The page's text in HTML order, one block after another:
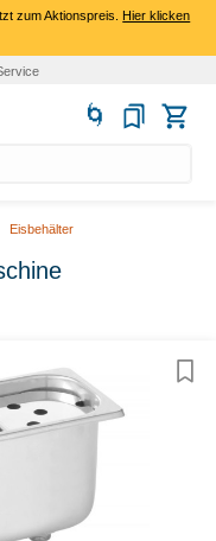
zum Aktionspreis.Hier klicken
Eisbehälter